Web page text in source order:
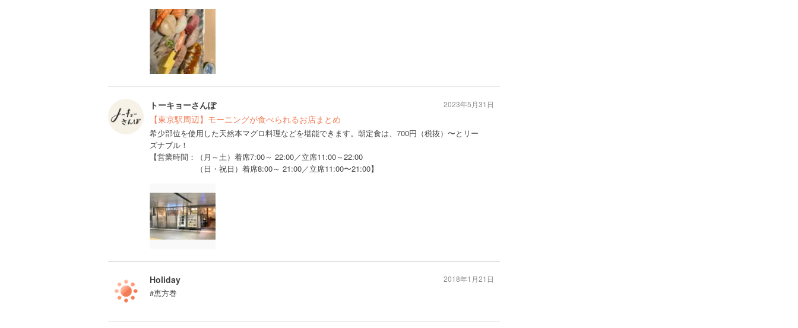
トーキョーさんぽ
【東京駅周辺】モーニングが食べられるお店まとめ
希少部位を使用した天然本マグロ料理などを堪能できます。朝定食は、700円（税抜）〜とリー
ズナブル！
【営業時間：（月～土）着席7:00～ 22:00／立席11:00～22:00
（日・祝日）着席8:00～ 21:00／立席11:00〜21:00】
2023年5月31日
Holiday
#恵方巻
2018年1月21日